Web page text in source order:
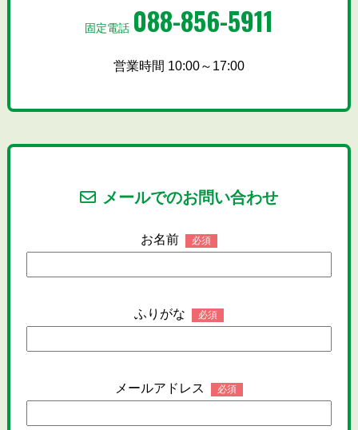
固定電話 088-856-5911
営業時間 10:00～17:00
メールでのお問い合わせ
お名前 必須
ふりがな 必須
メールアドレス 必須